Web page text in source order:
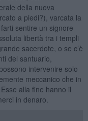
della nuova
a piedi?), varcata la
sentire un signore
libertà tra i templi
sacerdote, o se c’è
del santuario,
intervenire solo
meccanico che in
alla fine hanno il
in denaro.